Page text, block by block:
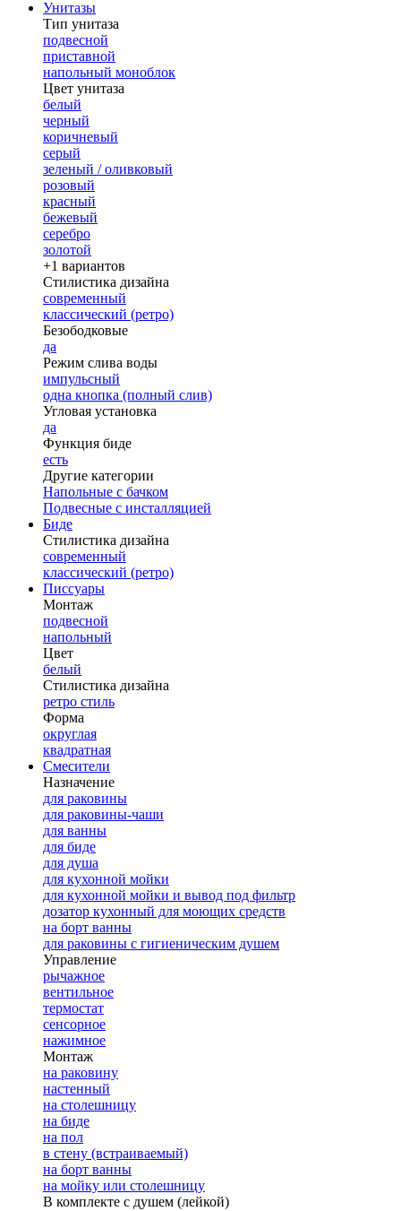
Унитазы
Тип унитаза
подвесной
приставной
напольный моноблок
Цвет унитаза
белый
черный
коричневый
серый
зеленый / оливковый
розовый
красный
бежевый
серебро
золотой
+1 вариантов
Стилистика дизайна
современный
классический (ретро)
Безободковые
да
Режим слива воды
импульсный
одна кнопка (полный слив)
Угловая установка
да
Функция биде
есть
Другие категории
Напольные с бачком
Подвесные с инсталляцией
Биде
Стилистика дизайна
современный
классический (ретро)
Писсуары
Монтаж
подвесной
напольный
Цвет
белый
Стилистика дизайна
ретро стиль
Форма
округлая
квадратная
Смесители
Назначение
для раковины
для раковины-чаши
для ванны
для биде
для душа
для кухонной мойки
для кухонной мойки и вывод под фильтр
дозатор кухонный для моющих средств
на борт ванны
для раковины с гигиеническим душем
Управление
рычажное
вентильное
термостат
сенсорное
нажимное
Монтаж
на раковину
настенный
на столешницу
на биде
на пол
в стену (встраиваемый)
на борт ванны
на мойку или столешницу
В комплекте с душем (лейкой)